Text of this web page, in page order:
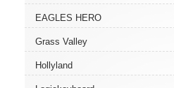
EAGLES HERO
Grass Valley
Hollyland